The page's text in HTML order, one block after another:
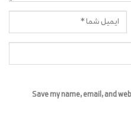
Save my name, email, and